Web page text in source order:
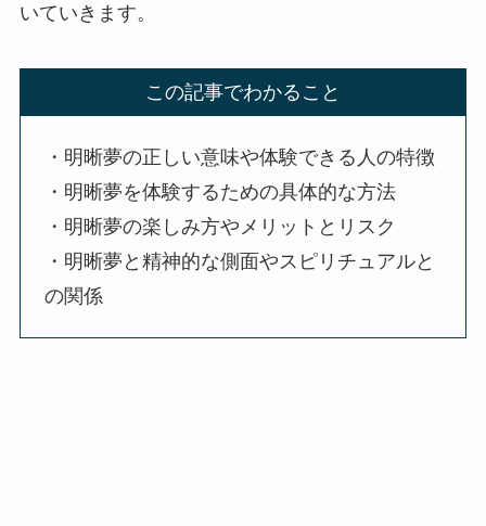
いていきます。
この記事でわかること
・明晰夢の正しい意味や体験できる人の特徴
・明晰夢を体験するための具体的な方法
・明晰夢の楽しみ方やメリットとリスク
・明晰夢と精神的な側面やスピリチュアルと
の関係